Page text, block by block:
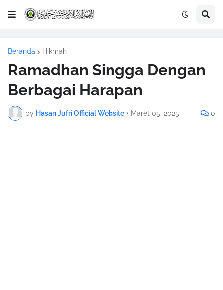
Beranda Hikmah
Ramadhan Singga Dengan
Berbagai Harapan
by Hasan Jufri Official Website • Maret 05, 2025 0